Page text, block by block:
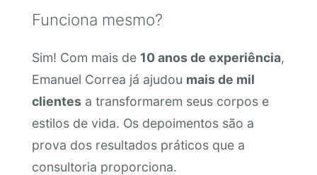
Funciona mesmo?
Sim! Com mais de 10 anos de experiência,
Emanuel Correa já ajudou mais de mil
clientesa transformarem seus corpos e
estilos de vida. Os depoimentos são a
prova dos resultados práticos que a
consultoria proporciona.